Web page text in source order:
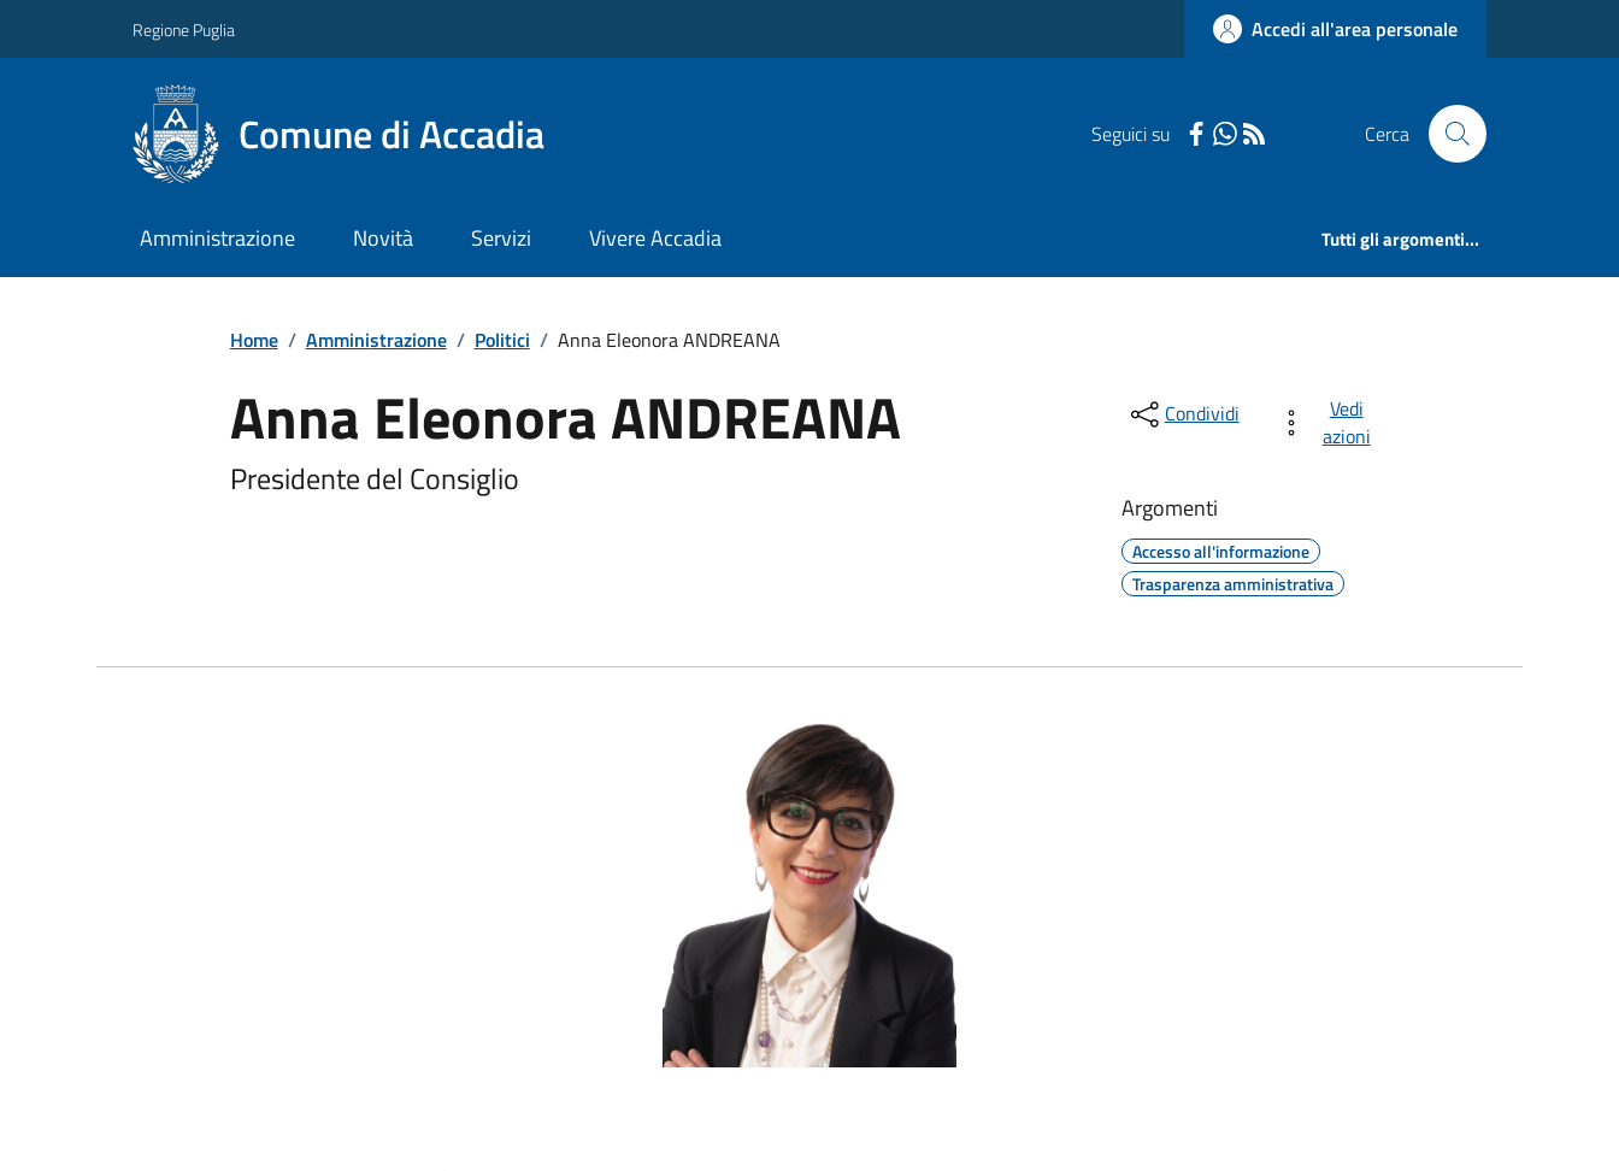
Regione Puglia Accedi all'area personale
Comune di Accadia Seguici su Cerca
Amministrazione Novità Servizi Vivere Accadia Tutti gli argomenti...
Home / Amministrazione / Politici / Anna Eleonora ANDREANA
Anna Eleonora ANDREANA
Presidente del Consiglio
Condividi
Vedi
azioni
Argomenti
Accesso all'informazione
Trasparenza amministrativa